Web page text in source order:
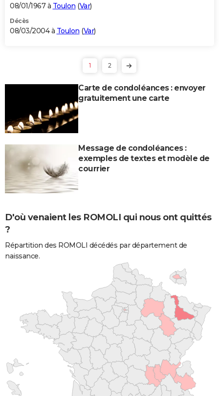
08/01/1967 à Toulon (Var)
Décès
08/03/2004 à Toulon (Var)
1 2
Carte de condoléances : envoyer
gratuitement une carte
Message de condoléances :
exemples de textes et modèle de
courrier
D'où venaient les ROMOLI qui nous ont quittés
?
Répartition des ROMOLI décédés par département de
naissance.